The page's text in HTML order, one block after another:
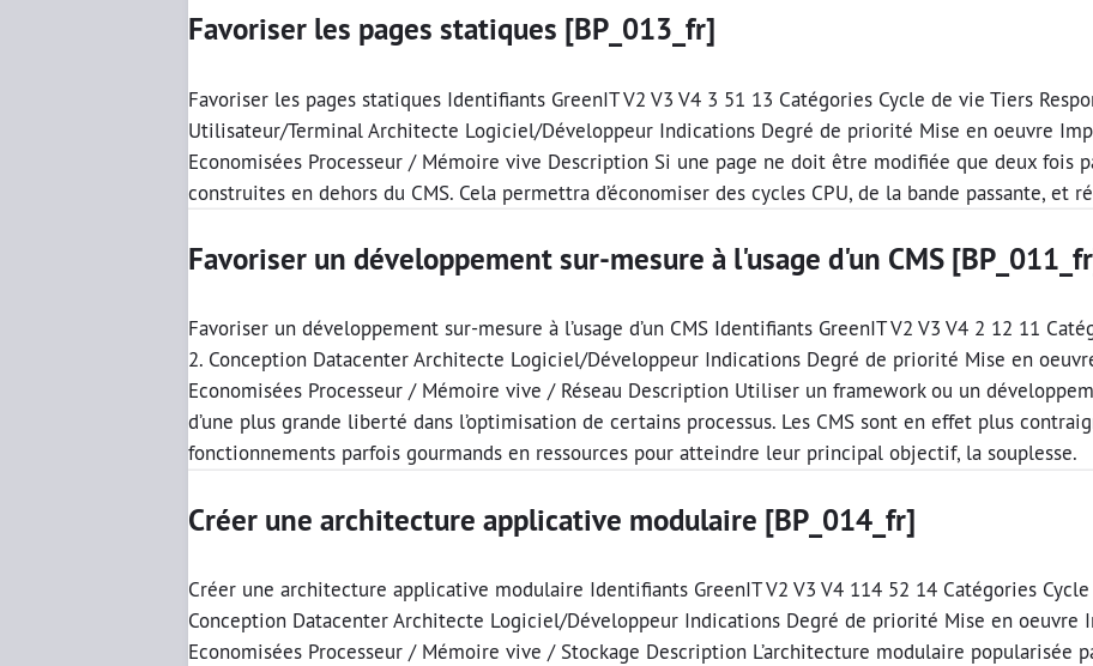
Favoriser les pages statiques [BP_013_fr]
Favoriser les pages statiques Identifiants GreenIT V2 V3 V4 3 51 13 Catégories Cycle de vie Tiers
Utilisateur/Terminal Architecte Logiciel/Développeur Indications Degré de priorité Mise en oeuvre
Economisées Processeur / Mémoire vive Description Si une page ne doit être modifiée que deux fois
construites en dehors du CMS. Cela permettra d’économiser des cycles CPU, de la bande passante, et
Favoriser un développement sur-mesure à l'usage d'un CMS
Favoriser un développement sur-mesure à l’usage d’un CMS Identifiants GreenIT V2 V3 V4 2 12 11
2. Conception Datacenter Architecte Logiciel/Développeur Indications Degré de priorité Mise en
Economisées Processeur / Mémoire vive / Réseau Description Utiliser un framework ou un
d’une plus grande liberté dans l’optimisation de certains processus. Les CMS sont en effet plus
fonctionnements parfois gourmands en ressources pour atteindre leur principal objectif, la souplesse.
Créer une architecture applicative modulaire [BP_014_fr]
Créer une architecture applicative modulaire Identifiants GreenIT V2 V3 V4 114 52 14 Catégories
Conception Datacenter Architecte Logiciel/Développeur Indications Degré de priorité Mise en oeuvre
Economisées Processeur / Mémoire vive / Stockage Description L’architecture modulaire popularisée